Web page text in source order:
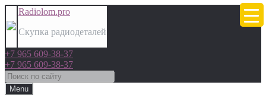
Radiolom.pro
Скупка радиодеталей
+7 965 609-38-37
+7 965 609-38-37
Menu